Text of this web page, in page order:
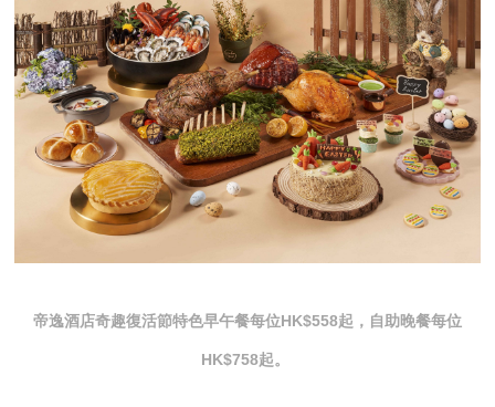
帝逸酒店奇趣復活節特色早午餐每位HK$558起，自助晚餐每位
HK$758起。